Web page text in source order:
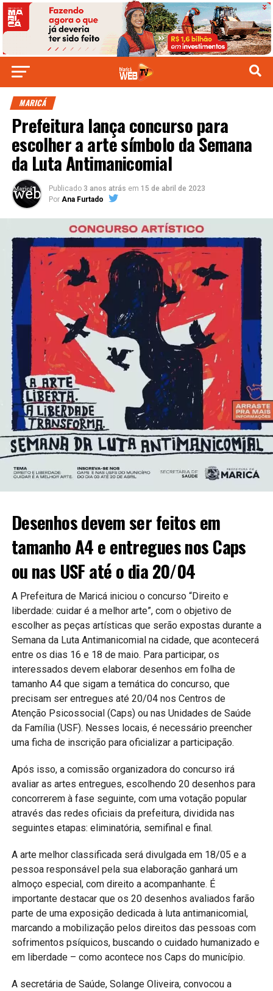
MARICÁ
Prefeitura lança concurso para
escolher a arte símbolo da Semana
da Luta Antimanicomial
Publicado 3 anos atrás em 15 de abril de 2023
Por Ana Furtado
Desenhos devem ser feitos em
tamanho A4 e entregues nos Caps
ou nas USF até o dia 20/04
A Prefeitura de Maricá iniciou o concurso “Direito e
liberdade: cuidar é a melhor arte”, com o objetivo de
escolher as peças artísticas que serão expostas durante a
Semana da Luta Antimanicomial na cidade, que acontecerá
entre os dias 16 e 18 de maio. Para participar, os
interessados devem elaborar desenhos em folha de
tamanho A4 que sigam a temática do concurso, que
precisam ser entregues até 20/04 nos Centros de
Atenção Psicossocial (Caps) ou nas Unidades de Saúde
da Família (USF). Nesses locais, é necessário preencher
uma ficha de inscrição para oficializar a participação.
Após isso, a comissão organizadora do concurso irá
avaliar as artes entregues, escolhendo 20 desenhos para
concorrerem à fase seguinte, com uma votação popular
através das redes oficiais da prefeitura, dividida nas
seguintes etapas: eliminatória, semifinal e final.
A arte melhor classificada será divulgada em 18/05 e a
pessoa responsável pela sua elaboração ganhará um
almoço especial, com direito a acompanhante. É
importante destacar que os 20 desenhos avaliados farão
parte de uma exposição dedicada à luta antimanicomial,
marcando a mobilização pelos direitos das pessoas com
sofrimentos psíquicos, buscando o cuidado humanizado e
em liberdade – como acontece nos Caps do município.
A secretária de Saúde, Solange Oliveira, convocou a